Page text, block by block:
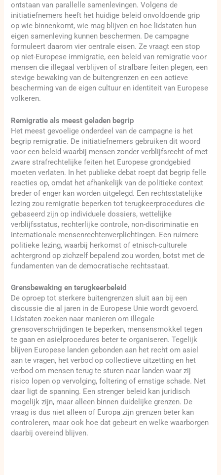
ontstaan van parallelle samenlevingen. Volgens de
initiatiefnemers heeft het huidige beleid onvoldoende grip
op wie binnenkomt, wie mag blijven en hoe lidstaten hun
eigen samenleving kunnen beschermen. De campagne
formuleert daarom vier centrale eisen. Ze vraagt een stop
op niet-Europese immigratie, een beleid van remigratie voor
mensen die illegaal verblijven of strafbare feiten plegen, een
stevige bewaking van de buitengrenzen en een actieve
bescherming van de eigen cultuur en identiteit van Europese
volkeren.
Remigratie als meest geladen begrip
Het meest gevoelige onderdeel van de campagne is het
begrip remigratie. De initiatiefnemers gebruiken dit woord
voor een beleid waarbij mensen zonder verblijfsrecht of met
zware strafrechtelijke feiten het Europese grondgebied
moeten verlaten. In het publieke debat roept dat begrip felle
reacties op, omdat het afhankelijk van de politieke context
breder of enger kan worden uitgelegd. Een rechtsstatelijke
lezing zou remigratie beperken tot terugkeerprocedures die
gebaseerd zijn op individuele dossiers, wettelijke
verblijfsstatus, rechterlijke controle, non-discriminatie en
internationale mensenrechtenverplichtingen. Een ruimere
politieke lezing, waarbij herkomst of etnisch-culturele
achtergrond op zichzelf bepalend zou worden, botst met de
fundamenten van de democratische rechtsstaat.
Grensbewaking en terugkeerbeleid
De oproep tot sterkere buitengrenzen sluit aan bij een
discussie die al jaren in de Europese Unie wordt gevoerd.
Lidstaten zoeken naar manieren om illegale
grensoverschrijdingen te beperken, mensensmokkel tegen
te gaan en asielprocedures beter te organiseren. Tegelijk
blijven Europese landen gebonden aan het recht om asiel
aan te vragen, het verbod op collectieve uitzetting en het
verbod om mensen terug te sturen naar landen waar zij
risico lopen op vervolging, foltering of ernstige schade. Net
daar ligt de spanning. Een strenger beleid kan juridisch
mogelijk zijn, maar alleen binnen duidelijke grenzen. De
vraag is dus niet alleen of Europa zijn grenzen beter kan
controleren, maar ook hoe dat gebeurt en welke waarborgen
daarbij overeind blijven.